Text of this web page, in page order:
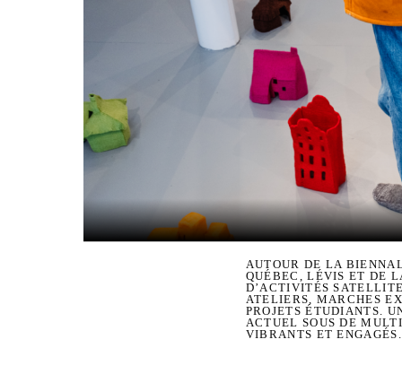
AUTOUR DE LA
QUÉBEC, LÉVIS ET DE
D’ACTIVITÉS
ATELIERS, MARCHES
PROJETS ÉTUDIANTS.
ACTUEL SOUS DE
VIBRANTS ET ENGAGÉS.